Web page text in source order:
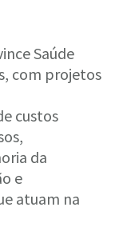
Saúde
com projetos
custos
da
e
atuam na